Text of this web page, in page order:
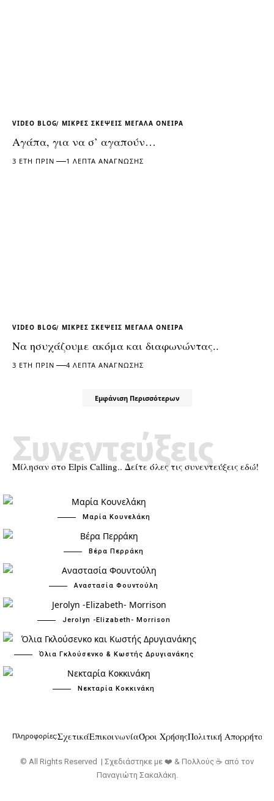
VIDEO BLOG ΜΙΚΡΕΣ ΣΚΕΨΕΙΣ ΜΕΓΑΛΑ ΟΝΕΙΡΑ
Αγάπα, για να σ’ αγαπούν…
3 ΈΤΗ ΠΡΙΝ 1 ΛΕΠΤΆ ΑΝΆΓΝΩΣΗΣ
VIDEO BLOG ΜΙΚΡΕΣ ΣΚΕΨΕΙΣ ΜΕΓΑΛΑ ΟΝΕΙΡΑ
Να ησυχάζουμε ακόμα και διαφωνώντας..
3 ΈΤΗ ΠΡΙΝ 4 ΛΕΠΤΆ ΑΝΆΓΝΩΣΗΣ
Εμφάνιση Περισσότερων
Μίλησαν στο Elpis Calling.. Δείτε όλες τις συνεντεύξεις εδώ!
Συνεντεύξεις
Μαρία Κουνελάκη
Βέρα Περράκη
Αναστασία Φουντούλη
Jerolyn -Elizabeth- Morrison
Όλια Γκλούσενκο & Κωστής Δρυγιανάκης
Νεκταρία Κοκκινάκη
Πληροφορίες:ΣχετικάΕπικοινωνίαΌροι ΧρήσηςΠολιτική Απορρήτου
© All Rights Reserved | Σχεδιάστηκε με ❤️ & Πολλούς ☕ από τον
Παναγιώτη Σακαλάκη